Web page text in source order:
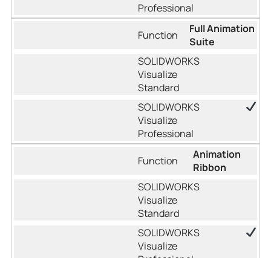
Full Animation
Suite
Animation
Ribbon